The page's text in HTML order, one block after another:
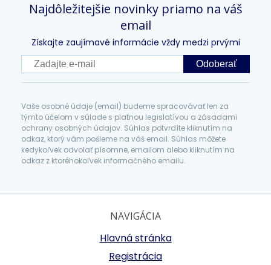
Najdôležitejšie novinky priamo na váš
email
Získajte zaujímavé informácie vždy medzi prvými
Odoberať
Vaše osobné údaje (email) budeme spracovávať len za
týmto účelom v súlade s platnou legislatívou a zásadami
ochrany osobných údajov. Súhlas potvrdíte kliknutím na
odkaz, ktorý vám pošleme na váš email. Súhlas môžete
kedykoľvek odvolať písomne, emailom alebo kliknutím na
odkaz z ktoréhokoľvek informačného emailu.
NAVIGÁCIA
Hlavná stránka
Registrácia